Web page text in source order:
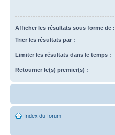
Afficher les résultats sous forme de :
Trier les résultats par :
Limiter les résultats dans le temps :
Retourner le(s) premier(s) :
Index du forum